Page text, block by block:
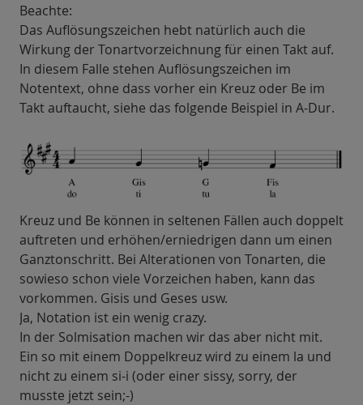
Beachte:
Das Auflösungszeichen hebt natürlich auch die
Wirkung der Tonartvorzeichnung für einen Takt auf.
In diesem Falle stehen Auflösungszeichen im
Notentext, ohne dass vorher ein Kreuz oder Be im
Takt auftaucht, siehe das folgende Beispiel in A-Dur.
Kreuz und Be können in seltenen Fällen auch doppelt
auftreten und erhöhen/erniedrigen dann um einen
Ganztonschritt. Bei Alterationen von Tonarten, die
sowieso schon viele Vorzeichen haben, kann das
vorkommen. Gisis und Geses usw.
Ja, Notation ist ein wenig crazy.
In der Solmisation machen wir das aber nicht mit.
Ein so mit einem Doppelkreuz wird zu einem la und
nicht zu einem si-i (oder einer sissy, sorry, der
musste jetzt sein;-)